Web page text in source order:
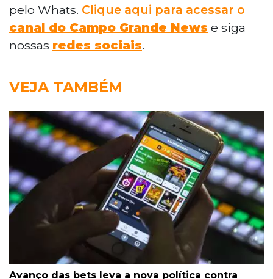
pelo Whats. Clique aqui para acessar o
canal do Campo Grande News e siga
nossas redes sociais.
VEJA TAMBÉM
Avanço das bets leva a nova política contra